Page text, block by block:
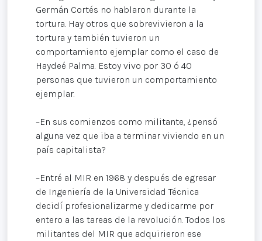
Germán Cortés no hablaron durante la
tortura. Hay otros que sobrevivieron a la
tortura y también tuvieron un
comportamiento ejemplar como el caso de
Haydeé Palma. Estoy vivo por 30 ó 40
personas que tuvieron un comportamiento
ejemplar.
–En sus comienzos como militante, ¿pensó
alguna vez que iba a terminar viviendo en un
país capitalista?
–Entré al MIR en 1968 y después de egresar
de Ingeniería de la Universidad Técnica
decidí profesionalizarme y dedicarme por
entero a las tareas de la revolución. Todos los
militantes del MIR que adquirieron ese